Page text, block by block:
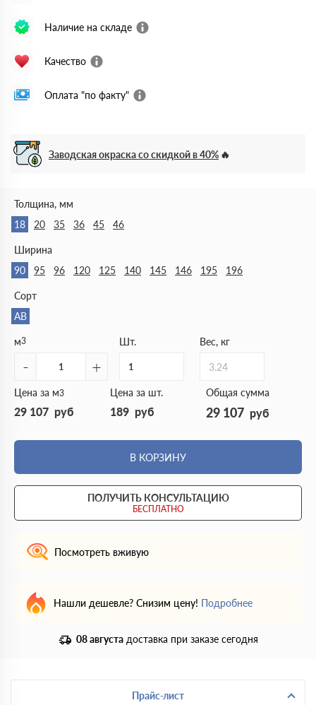
Наличие на складе
Качество
Оплата "по факту"
Заводская окраска со скидкой в 40%
Толщина, мм
18
20 35 36 45 46
Ширина
90
95 96 120 125 140 145 146 195 196
Сорт
АВ
м3
- +
Шт. Вес, кг
3.24
Цена за м3
29 107 руб
Цена за шт.
189 руб
Общая сумма
29 107 руб
В КОРЗИНУ
ПОЛУЧИТЬ КОНСУЛЬТАЦИЮ
БЕСПЛАТНО
Посмотреть вживую
Нашли дешевле? Снизим цену! Подробнее
08 августа доставка при заказе сегодня
Прайс-лист